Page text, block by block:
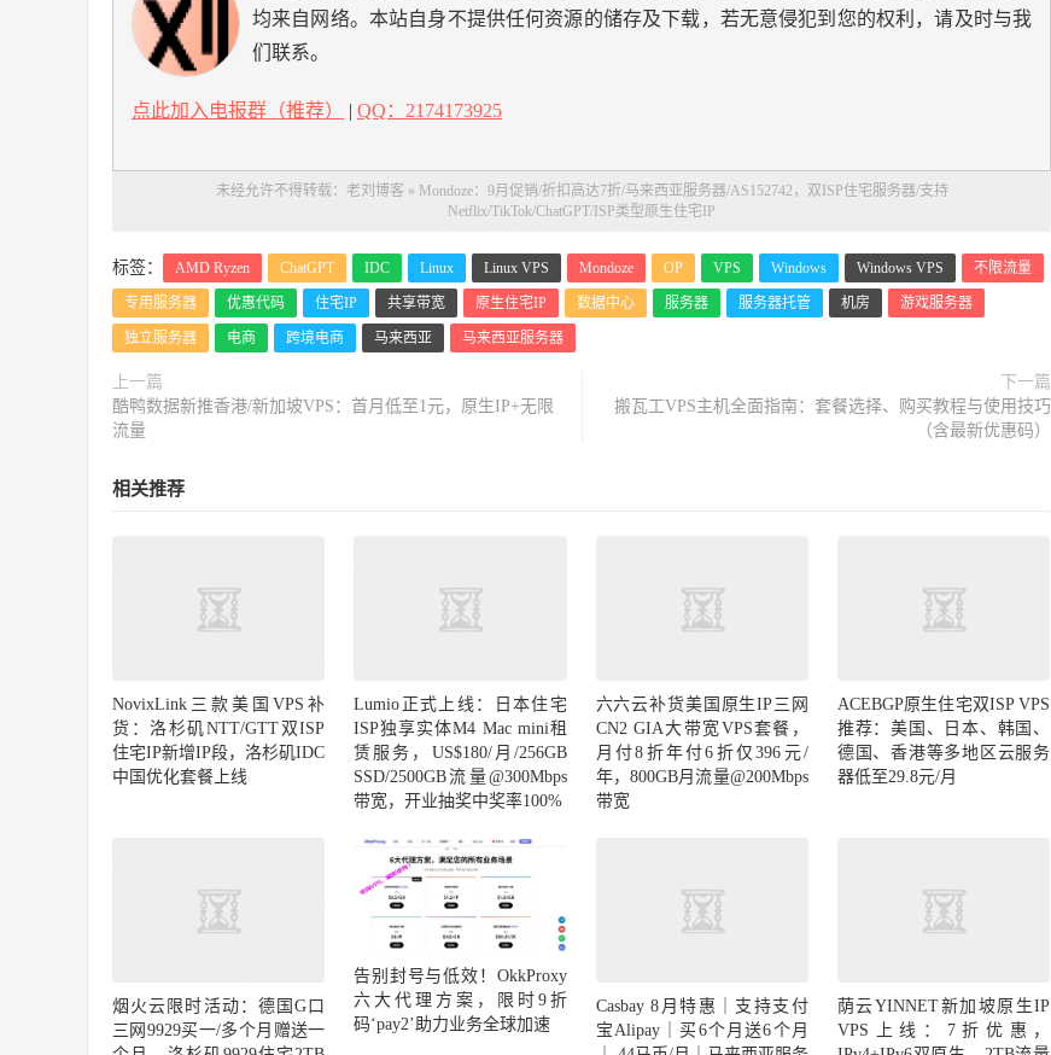
均来自网络。本站自身不提供任何资源的储存及下载，若无意侵犯到您的权利，请及时与我
们联系。
点此加入电报群（推荐） | QQ：2174173925
未经允许不得转载： 老刘博客 » Mondoze：9月促销/折扣高达7折/马来西亚服务器/AS152742，双ISP住宅服务器/支持
Netflix/TikTok/ChatGPT/ISP类型原生住宅IP
标签： AMD Ryzen ChatGPT IDC Linux Linux VPS Mondoze OP VPS Windows Windows VPS 不限流量
专用服务器 优惠代码 住宅IP 共享带宽 原生住宅IP 数据中心 服务器 服务器托管 机房 游戏服务器
独立服务器 电商 跨境电商 马来西亚 马来西亚服务器
上一篇
酷鸭数据新推香港/新加坡VPS：首月低至1元，原生IP+无限
流量
下一篇
搬瓦工VPS主机全面指南：套餐选择、购买教程与使用技巧
（含最新优惠码）
相关推荐
NovixLink三款美国VPS补
货：洛杉矶NTT/GTT双ISP
住宅IP新增IP段，洛杉矶IDC
中国优化套餐上线
Lumio正式上线：日本住宅
ISP独享实体M4 Mac mini租
赁服务，US$180/月/256GB
SSD/2500GB流量@300Mbps
带宽，开业抽奖中奖率100%
六六云补货美国原生IP三网
CN2 GIA大带宽VPS套餐，
月付8折年付6折仅396元/
年，800GB月流量@200Mbps
带宽
ACEBGP原生住宅双ISP VPS
推荐：美国、日本、韩国、
德国、香港等多地区云服务
器低至29.8元/月
烟火云限时活动：德国G口
三网9929买一/多个月赠送一
告别封号与低效！OkkProxy
六大代理方案，限时9折
码‘pay2’助力业务全球加速
Casbay 8月特惠｜支持支付
宝Alipay｜买6个月送6个月
荫云YINNET新加坡原生IP
VPS上线：7折优惠，